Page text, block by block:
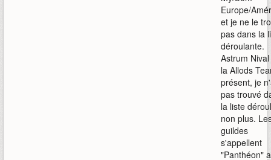
Europe/
et je ne le
pas dans la
déroulante.
Astrum
la Allods
présent, je
pas trouvé
la liste
non plus.
guildes
s'appellent
"Panthéon"